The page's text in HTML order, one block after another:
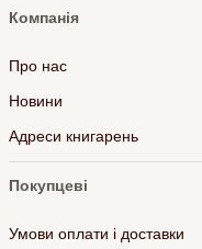
Компанія
Про нас
Новини
Адреси книгарень
Покупцеві
Умови оплати і доставки